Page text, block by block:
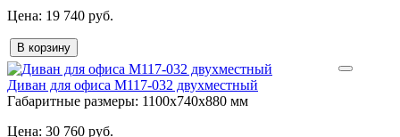
19 740 руб.
В корзину
Диван для офиса М117-032 двухместный
Габаритные размеры: 1100х740х880 мм
30 760 руб.